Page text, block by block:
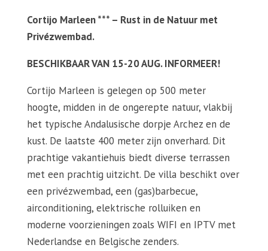
Cortijo Marleen *** – Rust in de Natuur met
Privézwembad.
BESCHIKBAAR VAN 15-20 AUG. INFORMEER!
Cortijo Marleen is gelegen op 500 meter
hoogte, midden in de ongerepte natuur, vlakbij
het typische Andalusische dorpje Archez en de
kust. De laatste 400 meter zijn onverhard. Dit
prachtige vakantiehuis biedt diverse terrassen
met een prachtig uitzicht. De villa beschikt over
een privézwembad, een (gas)barbecue,
airconditioning, elektrische rolluiken en
moderne voorzieningen zoals WIFI en IPTV met
Nederlandse en Belgische zenders.